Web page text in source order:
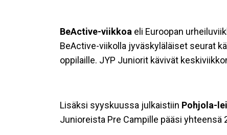
BeActive-viikkoa eli Euroopan
BeActive-viikolla jyväskyläläiset seurat
oppilaille. JYP Juniorit kävivät
Lisäksi syyskuussa julkaistiin Pohjola-
Junioreista Pre Campille pääsi yhteensä